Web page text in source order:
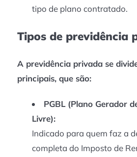
tipo de plano contratado.
Tipos de previdência
A previdência privada se
principais, que são:
PGBL (Plano Gerador
Livre):
Indicado para quem faz a
completa do Imposto de